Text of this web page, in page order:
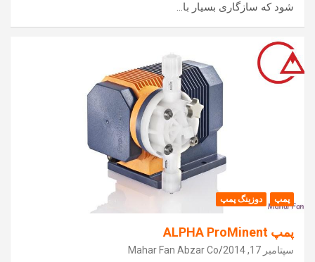
شود که سازگاری بسیار با…
پمپ دوزینگ پمپ
پمپ ALPHA ProMinent
سپتامبر 17, 2014 Mahar Fan Abzar Co